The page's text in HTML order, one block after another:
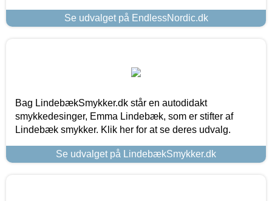
Se udvalget på EndlessNordic.dk
Bag LindebækSmykker.dk står en autodidakt
smykkedesinger, Emma Lindebæk, som er stifter af
Lindebæk smykker. Klik her for at se deres udvalg.
Se udvalget på LindebækSmykker.dk